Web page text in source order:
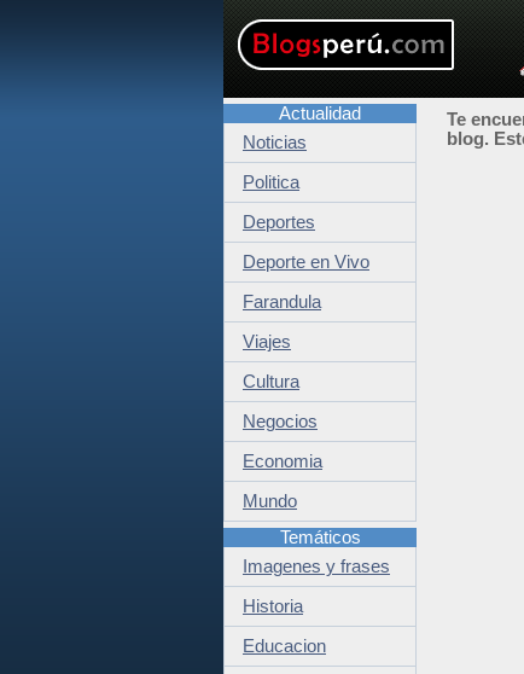
Te
blog.
Actualidad
Noticias
Politica
Deportes
Deporte en Vivo
Farandula
Viajes
Cultura
Negocios
Economia
Mundo
Temáticos
Imagenes y frases
Historia
Educacion